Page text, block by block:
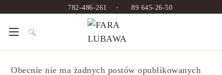
782-486-261 • 89 645-26-50
Obecnie nie ma żadnych postów opublikowanych